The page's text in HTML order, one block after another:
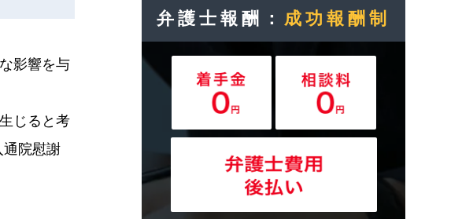
影響を与
じると考
通院慰謝
弁護士報酬： 成功報酬制